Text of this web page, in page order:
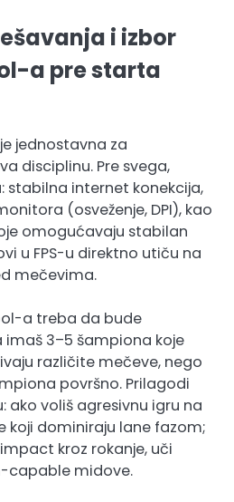
i izbor
a pre starta
je jednostavna za
disciplinu. Pre svega,
stabilna internet konekcija,
(osveženje, DPI), kao
omogućavaju stabilan
u FPS-u direktno utiču na
mečevima.
a treba da bude
imaš 3–5 šampiona koje
različite mečeve, nego
površno. Prilagodi
ako voliš agresivnu igru na
koji dominiraju lane fazom;
kroz rokanje, uči
capable midove.